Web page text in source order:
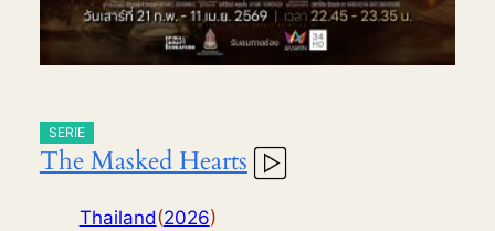
SERIE
The Masked Hearts
Thailand(2026)